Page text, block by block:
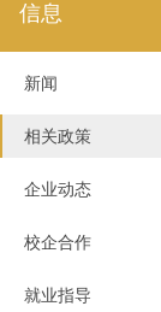
信息
新闻
相关政策
企业动态
校企合作
就业指导